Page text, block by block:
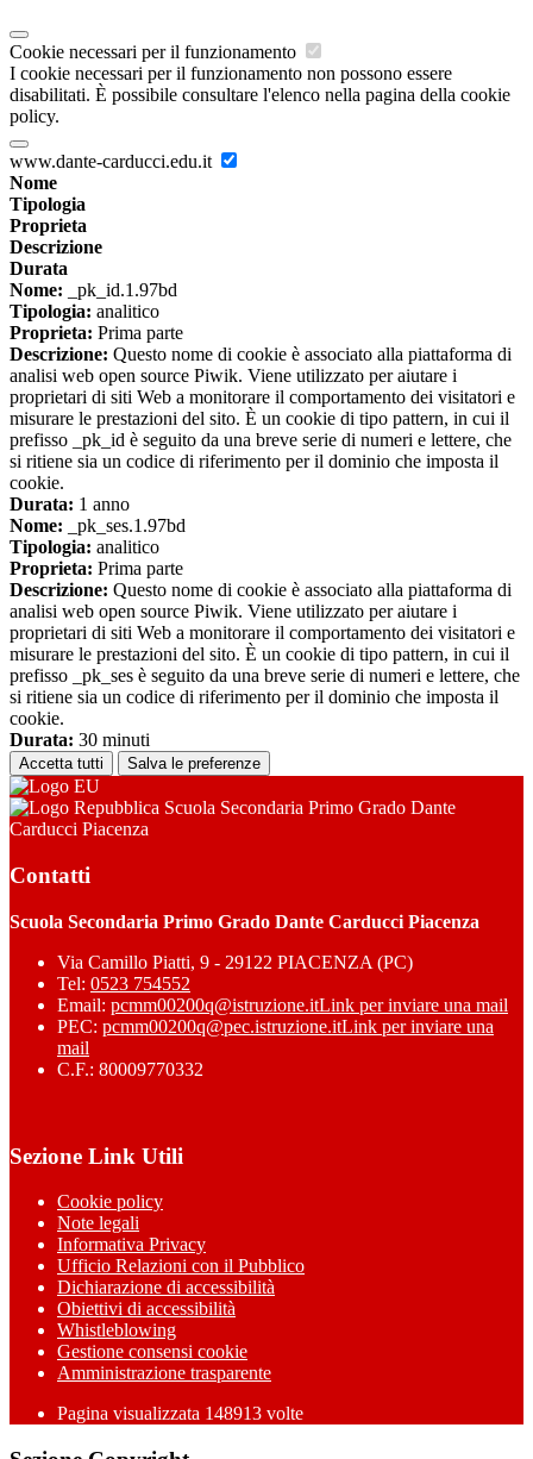
Cookie necessari per il funzionamento
I cookie necessari per il funzionamento non possono essere
disabilitati. È possibile consultare l'elenco nella pagina della cookie
policy.
www.dante-carducci.edu.it
Nome
Tipologia
Proprieta
Descrizione
Durata
Nome: _pk_id.1.97bd
Tipologia: analitico
Proprieta: Prima parte
Descrizione: Questo nome di cookie è associato alla piattaforma di
analisi web open source Piwik. Viene utilizzato per aiutare i
proprietari di siti Web a monitorare il comportamento dei visitatori e
misurare le prestazioni del sito. È un cookie di tipo pattern, in cui il
prefisso _pk_id è seguito da una breve serie di numeri e lettere, che
si ritiene sia un codice di riferimento per il dominio che imposta il
cookie.
Durata: 1 anno
Nome: _pk_ses.1.97bd
Tipologia: analitico
Proprieta: Prima parte
Descrizione: Questo nome di cookie è associato alla piattaforma di
analisi web open source Piwik. Viene utilizzato per aiutare i
proprietari di siti Web a monitorare il comportamento dei visitatori e
misurare le prestazioni del sito. È un cookie di tipo pattern, in cui il
prefisso _pk_ses è seguito da una breve serie di numeri e lettere, che
si ritiene sia un codice di riferimento per il dominio che imposta il
cookie.
Durata: 30 minuti
Accetta tutti Salva le preferenze
Scuola Secondaria Primo Grado Dante
Carducci Piacenza
Contatti
Scuola Secondaria Primo Grado Dante Carducci Piacenza
Via Camillo Piatti, 9 - 29122 PIACENZA (PC)
Tel: 0523 754552
Email: pcmm00200q@istruzione.itLink per inviare una mail
PEC: pcmm00200q@pec.istruzione.itLink per inviare una
mail
C.F.: 80009770332
Sezione Link Utili
Cookie policy
Note legali
Informativa Privacy
Ufficio Relazioni con il Pubblico
Dichiarazione di accessibilità
Obiettivi di accessibilità
Whistleblowing
Gestione consensi cookie
Amministrazione trasparente
Pagina visualizzata 148913 volte